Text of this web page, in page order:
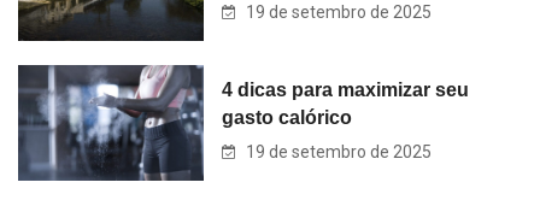
19 de setembro de 2025
4 dicas para maximizar seu
gasto calórico
19 de setembro de 2025